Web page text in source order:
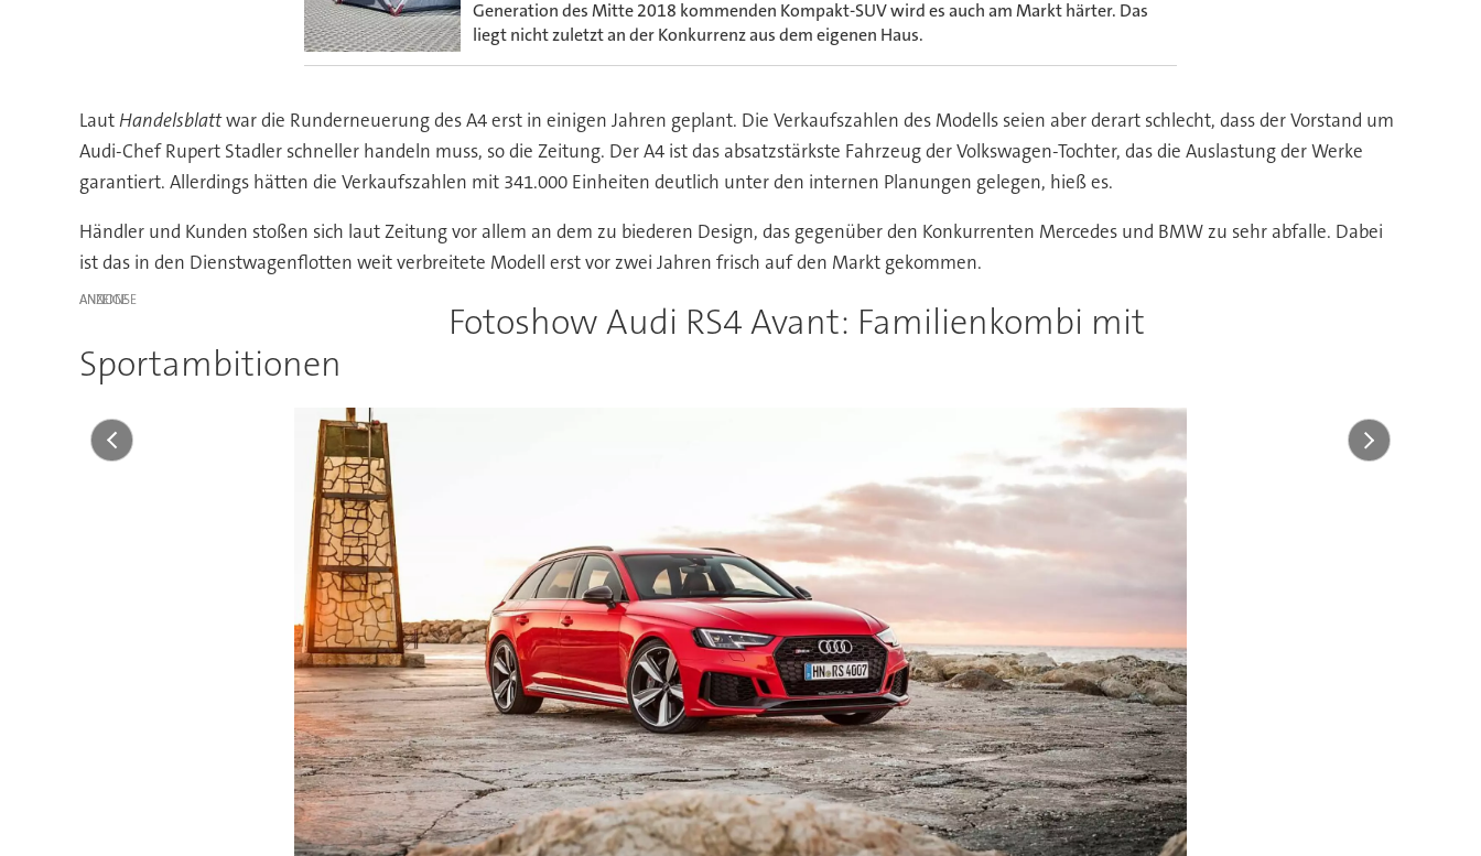
Generation des Mitte 2018 kommenden Kompakt-SUV wird es auch am Markt härter. Das
liegt nicht zuletzt an der Konkurrenz aus dem eigenen Haus.
Laut Handelsblattwar die Runderneuerung des A4 erst in einigen Jahren geplant. Die Verkaufszahlen des Modells seien aber derart schlecht, dass der Vorstand um
Audi-Chef Rupert Stadler schneller handeln muss, so die Zeitung. Der A4 ist das absatzstärkste Fahrzeug der Volkswagen-Tochter, das die Auslastung der Werke
garantiert. Allerdings hätten die Verkaufszahlen mit 341.000 Einheiten deutlich unter den internen Planungen gelegen, hieß es.
Händler und Kunden stoßen sich laut Zeitung vor allem an dem zu biederen Design, das gegenüber den Konkurrenten Mercedes und BMW zu sehr abfalle. Dabei
ist das in den Dienstwagenflotten weit verbreitete Modell erst vor zwei Jahren frisch auf den Markt gekommen.
ANZEIGE
Fotoshow Audi RS4 Avant: Familienkombi mit
Sportambitionen